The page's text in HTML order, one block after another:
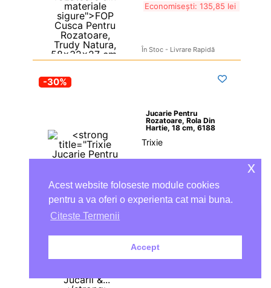
Economisești: 135,85 lei
În Stoc - Livrare Rapidă
-30%
Jucarie Pentru
Rozatoare, Rola Din
Hartie, 18 cm, 6188
Trixie
Economisești: 5,26 lei
Acest website foloseste module cookies
pentru a va oferi o experienta cat mai buna.
Citeste Termenii
Accept
x